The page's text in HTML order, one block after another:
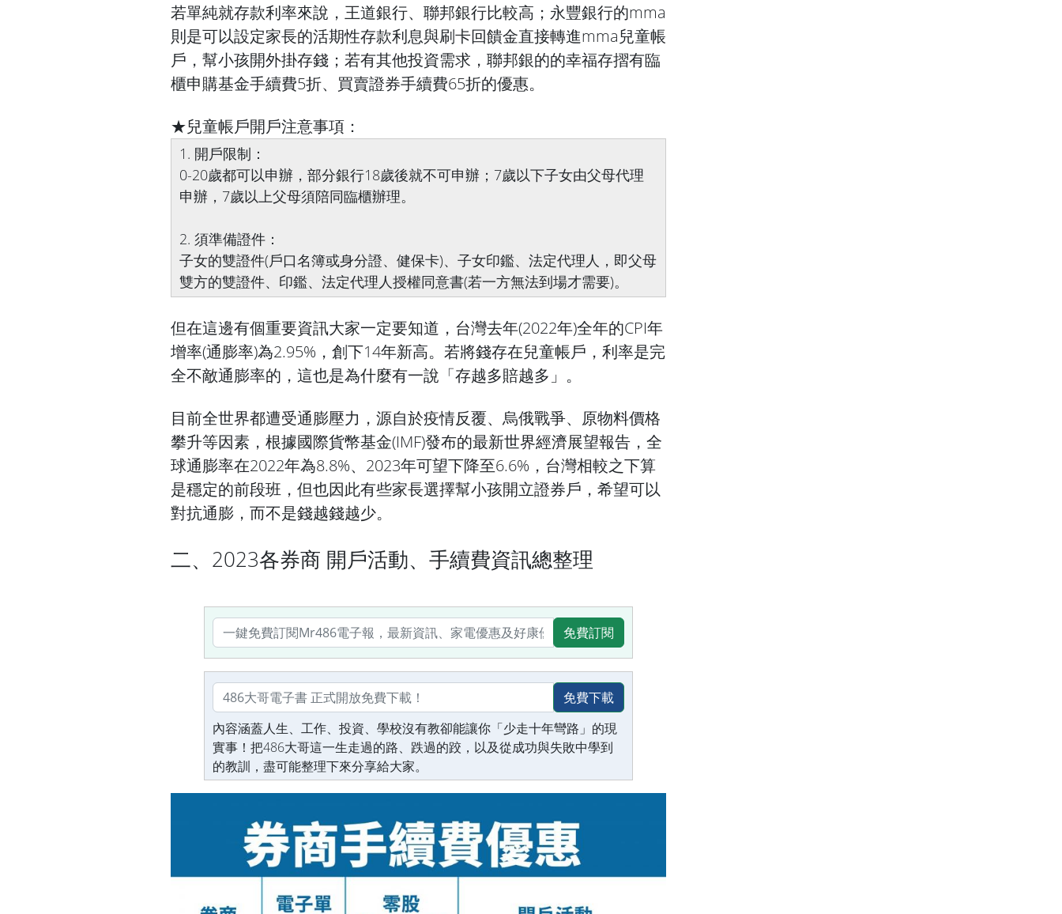
若單純就存款利率來說，王道銀行、聯邦銀行比較高；永豐銀行的mma
則是可以設定家長的活期性存款利息與刷卡回饋金直接轉進mma兒童帳
戶，幫小孩開外掛存錢；若有其他投資需求，聯邦銀的的幸福存摺有臨
櫃申購基金手續費5折、買賣證券手續費65折的優惠。
★兒童帳戶開戶注意事項：
1. 開戶限制：
0-20歲都可以申辦，部分銀行18歲後就不可申辦；7歲以下子女由父母代理
申辦，7歲以上父母須陪同臨櫃辦理。
2. 須準備證件：
子女的雙證件(戶口名簿或身分證、健保卡)、子女印鑑、法定代理人，即父母
雙方的雙證件、印鑑、法定代理人授權同意書(若一方無法到場才需要)。
但在這邊有個重要資訊大家一定要知道，台灣去年(2022年)全年的CPI年
增率(通膨率)為2.95%，創下14年新高。若將錢存在兒童帳戶，利率是完
全不敵通膨率的，這也是為什麼有一說「存越多賠越多」。
目前全世界都遭受通膨壓力，源自於疫情反覆、烏俄戰爭、原物料價格
攀升等因素，根據國際貨幣基金(IMF)發布的最新世界經濟展望報告，全
球通膨率在2022年為8.8%、2023年可望下降至6.6%，台灣相較之下算
是穩定的前段班，但也因此有些家長選擇幫小孩開立證券戶，希望可以
對抗通膨，而不是錢越錢越少。
二、2023各券商 開戶活動、手續費資訊總整理
免費訂閱
免費下載
內容涵蓋人生、工作、投資、學校沒有教卻能讓你「少走十年彎路」的現
實事！把486大哥這一生走過的路、跌過的跤，以及從成功與失敗中學到
的教訓，盡可能整理下來分享給大家。